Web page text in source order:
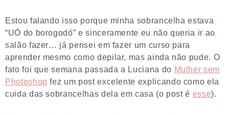
Estou falando isso porque minha sobrancelha estava
“UÓ do borogodó” e sinceramente eu não queria ir ao
salão fazer… já pensei em fazer um curso para
aprender mesmo como depilar, mas ainda não pude. O
fato foi que semana passada a Luciana do Mulher sem
Photoshop fez um post excelente explicando como ela
cuida das sobrancelhas dela em casa (o post é esse).